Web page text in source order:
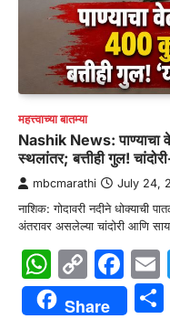
महत्त्वाच्या बातम्या
Nashik News: पाण्याचा
स्थलांतर; बत्तीही गुल!
mbcmarathi July 24,
नाशिक: गोदावरी नदीने धोक्याची
अंतरावर असलेल्या चांदोरी आणि
Copy
Link
Share